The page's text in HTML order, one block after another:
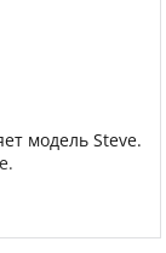
модель Steve.